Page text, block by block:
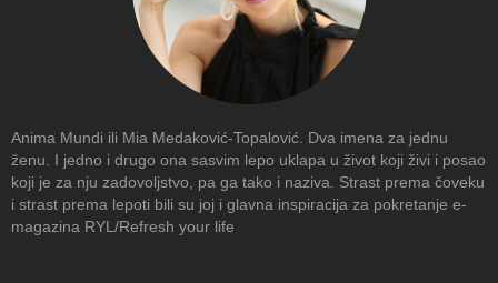
Anima Mundi ili Mia Medaković-Topalović. Dva imena za jednu
ženu. I jedno i drugo ona sasvim lepo uklapa u život koji živi i posao
koji je za nju zadovoljstvo, pa ga tako i naziva. Strast prema čoveku
i strast prema lepoti bili su joj i glavna inspiracija za pokretanje e-
magazina RYL/Refresh your life